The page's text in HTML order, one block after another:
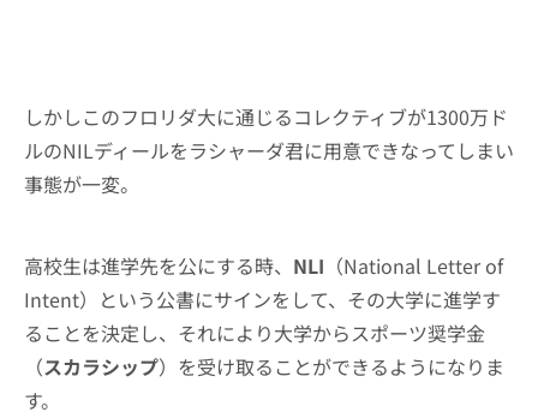
しかしこのフロリダ大に通じるコレクティブが1300万ド
ルのNILディールをラシャーダ君に用意できなってしまい
事態が一変。
高校生は進学先を公にする時、 NLI （National Letter of
Intent）という公書にサインをして、その大学に進学す
ることを決定し、それにより大学からスポーツ奨学金
（スカラシップ）を受け取ることができるようになりま
す。